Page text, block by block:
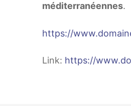
méditerranéennes.
https://
Link: https://